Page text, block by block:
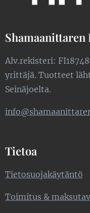
Shamaanittaren
Alv.rekisteri:
yrittäjä. Tuotteet
Seinäjoelta.
Tietoa
Tietosuojakäytäntö
Toimitus &